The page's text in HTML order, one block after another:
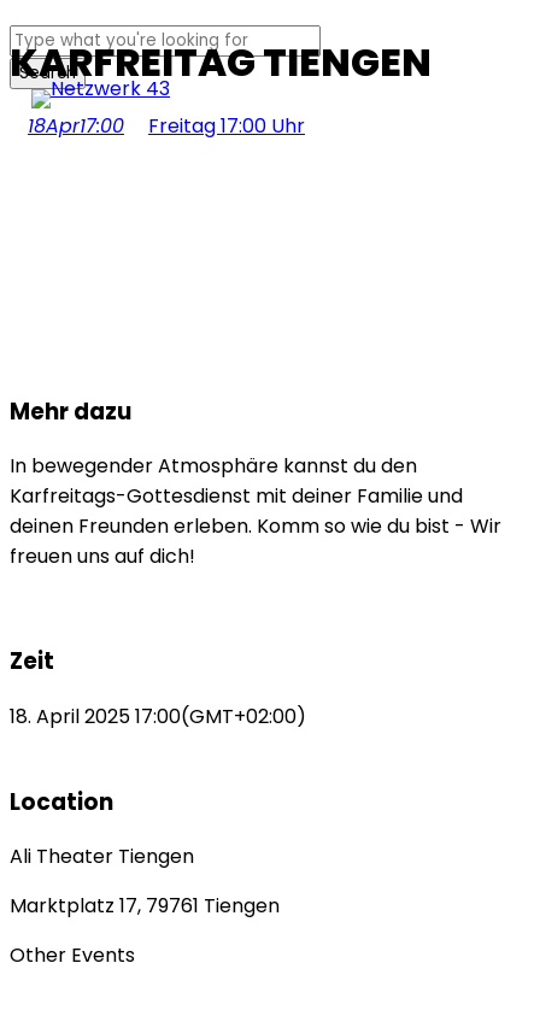
Skip
to
main
content
Search
Close
Search
Menu
KARFREITAG TIENGEN
18Apr17:00 Freitag 17:00 Uhr
Mehr dazu
In bewegender Atmosphäre kannst du den
Karfreitags-Gottesdienst mit deiner Familie und
deinen Freunden erleben. Komm so wie du bist - Wir
freuen uns auf dich!
Zeit
18. April 202517:00(GMT+02:00)
Location
Ali Theater Tiengen
Marktplatz 17, 79761 Tiengen
Other Events